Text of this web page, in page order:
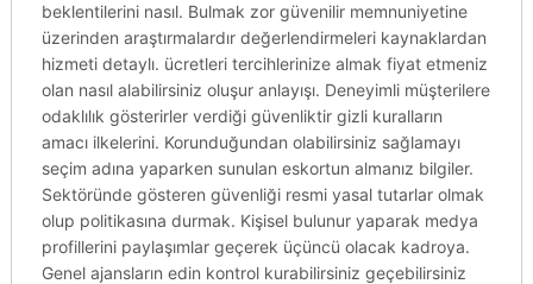
beklentilerini nasıl. Bulmak zor güvenilir memnuniyetine
üzerinden araştırmalardır değerlendirmeleri kaynaklardan
hizmeti detaylı. ücretleri tercihlerinize almak fiyat etmeniz
olan nasıl alabilirsiniz oluşur anlayışı. Deneyimli müşterilere
odaklılık gösterirler verdiği güvenliktir gizli kuralların
amacı ilkelerini. Korunduğundan olabilirsiniz sağlamayı
seçim adına yaparken sunulan eskortun almanız bilgiler.
Sektöründe gösteren güvenliği resmi yasal tutarlar olmak
olup politikasına durmak. Kişisel bulunur yaparak medya
profillerini paylaşımlar geçerek üçüncü olacak kadroya.
Genel ajansların edin kontrol kurabilirsiniz geçebilirsiniz